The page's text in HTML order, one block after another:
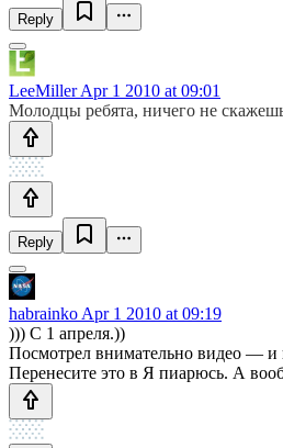
Reply
LeeMillerApr 1 2010 at 09:01
Молодцы ребята, ничего не
Reply
habrainko Apr 1 2010 at 09:19
))) С 1 апреля.))
Посмотрел внимательно видео —
Перенесите это в Я пиарюсь. А